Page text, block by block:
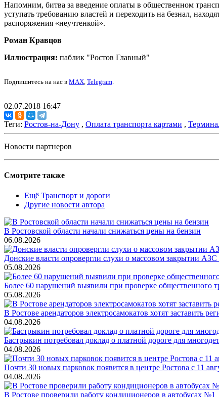
Напомним, битва за введение оплаты в общественном
уступать требованию властей и переходить на безнал,
распоряжения «неучтенкой».
Роман Кравцов
Иллюстрация: паблик "Ростов Главный"
Подпишитесь на нас в MAX, Telegram.
02.07.2018 16:47
Теги: Ростов-на-Дону , Оплата транспорта картами ,
Новости партнеров
Смотрите также
Ещё Транспорт и дороги
Другие новости автора
В Ростовской области начали снижаться цены на бензин
06.08.2026
Донские власти опровергли слухи о массовом закрытии АЗС
05.08.2026
Более 60 нарушений выявили при проверке общественного
05.08.2026
В Ростове арендаторов электросамокатов хотят заставить
04.08.2026
Бастрыкин потребовал доклад о платной дороге для
04.08.2026
Почти 30 новых парковок появится в центре Ростова с 11
04.08.2026
В Ростове проверили работу кондиционеров в автобусах №1